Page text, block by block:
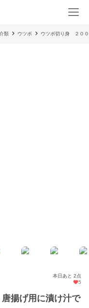
類 ウツボ ウツボ切り身 ２０
本日あと 2点
5
揚げ用に漬け汁で